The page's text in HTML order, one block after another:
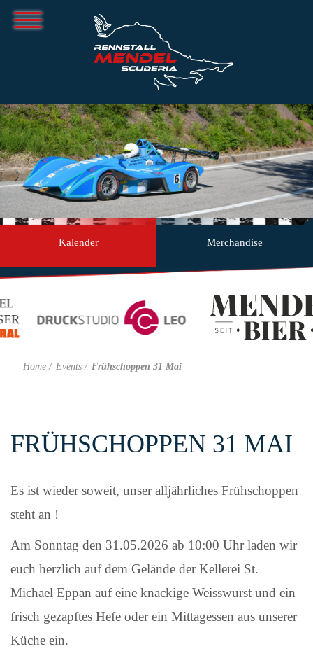
Kalender Merchandise
Home Events Frühschoppen 31 Mai
FRÜHSCHOPPEN 31 MAI
Es ist wieder soweit, unser alljährliches Frühschoppen
steht an !
Am Sonntag den 31.05.2026 ab 10:00 Uhr laden wir
euch herzlich auf dem Gelände der Kellerei St.
Michael Eppan auf eine knackige Weisswurst und ein
frisch gezapftes Hefe oder ein Mittagessen aus unserer
Küche ein.